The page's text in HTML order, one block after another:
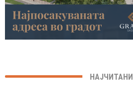
НАЈЧИТАНИ